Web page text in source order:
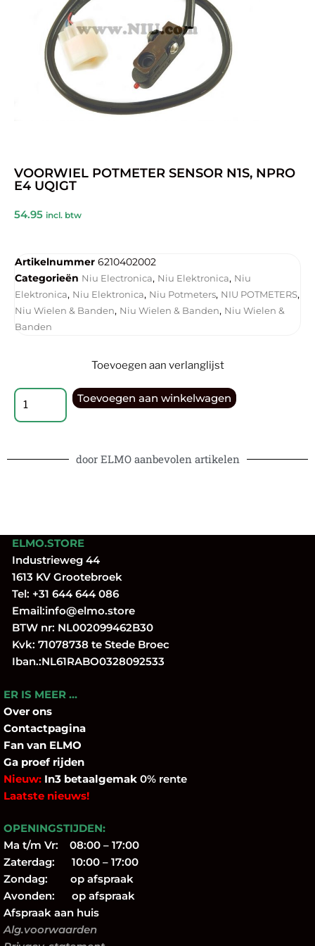
VOORWIEL POTMETER SENSOR N1S, NPRO
E4 UQIGT
54.95 incl. btw
Artikelnummer 6210402002
Categorieën Niu Electronica, Niu Elektronica, Niu
Elektronica, Niu Elektronica, Niu Potmeters, NIU POTMETERS,
Niu Wielen & Banden, Niu Wielen & Banden, Niu Wielen &
Banden
Toevoegen aan verlanglijst
Toevoegen aan winkelwagen
door ELMO aanbevolen artikelen
ELMO.STORE
Industrieweg 44
1613 KV Grootebroek
Tel: +31 644 644 086
Email:info@elmo.store
BTW nr: NL002099462B30
Kvk: 71078738 te Stede Broec
Iban.:NL61RABO0328092533
ER IS MEER …
Over ons
Contactpagina
Fan van ELMO
Ga proef rijden
Nieuw: In3 betaalgemak 0% rente
Laatste nieuws!
OPENINGSTIJDEN:
Ma t/m Vr: 08:00 – 17:00
Zaterdag: 10:00 – 17:00
Zondag: op afspraak
Avonden: op afspraak
Afspraak aan huis
Alg.voorwaarden